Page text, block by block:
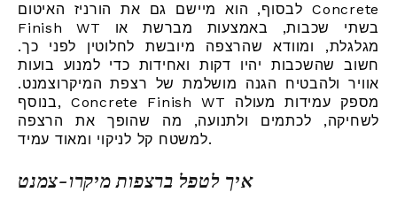
לבסוף, הוא מיישם גם את הורניז האיטום Concrete
Finish WT בשתי שכבות, באמצעות מברשת או
מגלגלת, ומוודא שהרצפה מיובשת לחלוטין לפני כך.
חשוב שהשכבות יהיו דקות ואחידות כדי למנוע בועות
אוויר ולהבטיח הגנה מושלמת של רצפת המיקרוצמנט.
בנוסף, Concrete Finish WT מספק עמידות מעולה
לשחיקה, לכתמים ולתנועה, מה שהופך את הרצפה
למשטח קל לניקוי ומאוד עמיד.
איך לטפל ברצפות מיקרו-צמנט